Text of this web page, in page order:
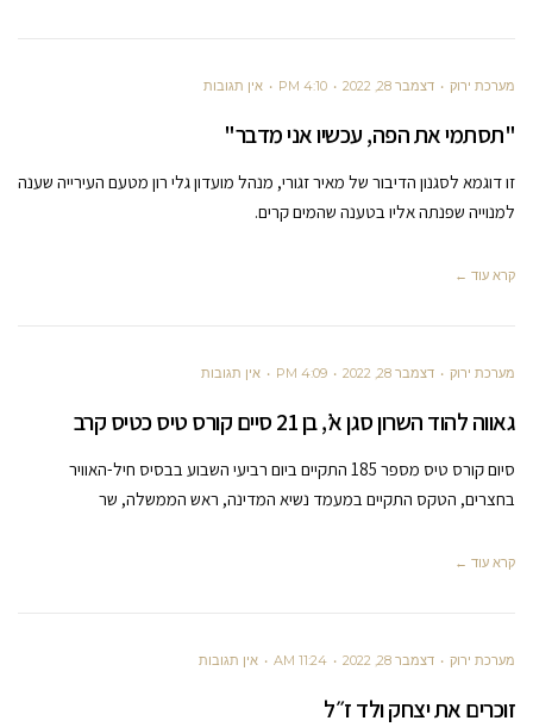
מערכת ירוק דצמבר 28, 2022 4:10 PM אין תגובות
"תסתמי את הפה, עכשיו אני מדבר"
זו דוגמא לסגנון הדיבור של מאיר זגורי, מנהל מועדון גלי רון מטעם העירייה שענה
למנוייה שפנתה אליו בטענה שהמים קרים.
קרא עוד ←
מערכת ירוק דצמבר 28, 2022 4:09 PM אין תגובות
גאווה להוד השרון סגן א’, בן 21 סיים קורס טיס כטיס קרב
סיום קורס טיס מספר 185 התקיים ביום רביעי השבוע בבסיס חיל-האוויר
בחצרים, הטקס התקיים במעמד נשיא המדינה, ראש הממשלה, שר
קרא עוד ←
מערכת ירוק דצמבר 28, 2022 11:24 AM אין תגובות
זוכרים את יצחק ולד ז״ל